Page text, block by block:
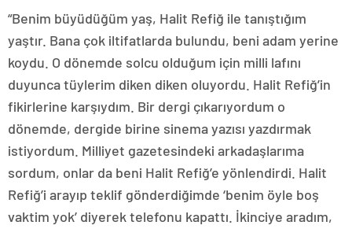
“Benim büyüdüğüm yaş, Halit Refiğ ile tanıştığım
yaştır. Bana çok iltifatlarda bulundu, beni adam yerine
koydu. O dönemde solcu olduğum için milli lafını
duyunca tüylerim diken diken oluyordu. Halit Refiğ’in
fikirlerine karşıydım. Bir dergi çıkarıyordum o
dönemde, dergide birine sinema yazısı yazdırmak
istiyordum. Milliyet gazetesindeki arkadaşlarıma
sordum, onlar da beni Halit Refiğ’e yönlendirdi. Halit
Refiğ’i arayıp teklif gönderdiğimde ‘benim öyle boş
vaktim yok’ diyerek telefonu kapattı. İkinciye aradım,